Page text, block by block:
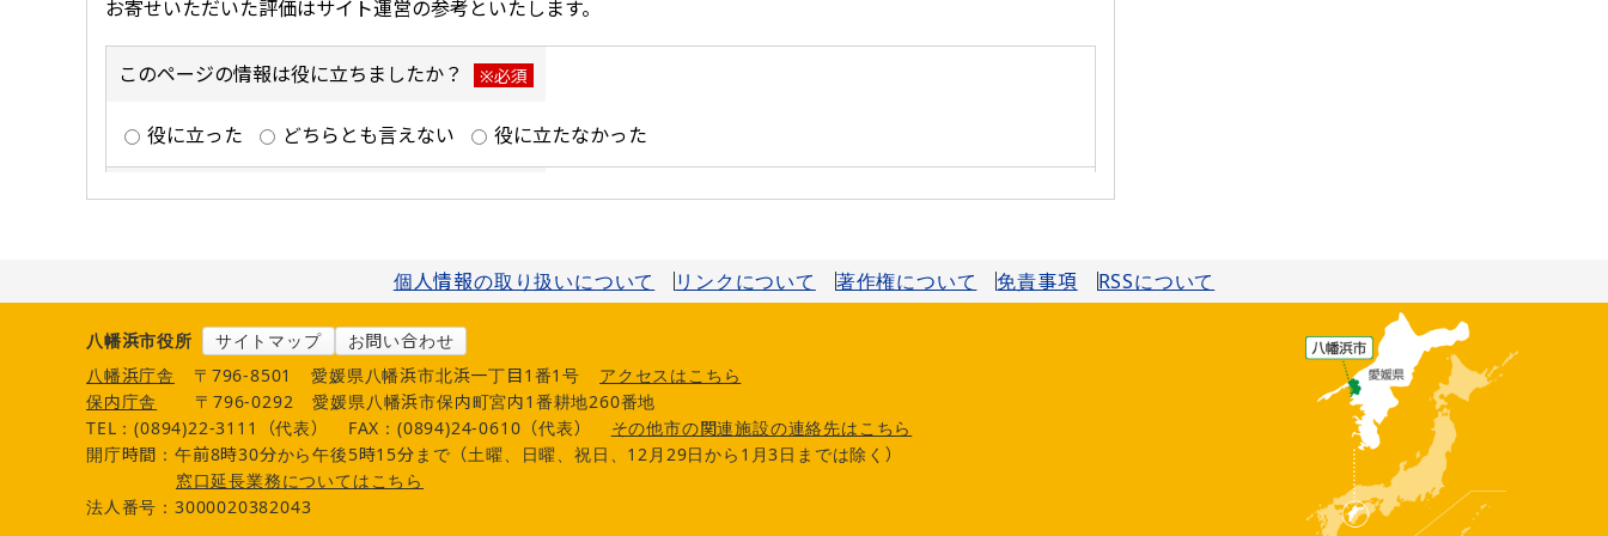
個人情報の取り扱いについて リンクについて 著作権について 免責事項 RSSについて
八幡浜市役所 サイトマップ
お問い合わせ
八幡浜庁舎
〒796-8501 愛媛県八幡浜市北浜一丁目1番1号
アクセスはこちら
保内庁舎
〒796-0292
愛媛県八幡浜市保内町宮内1番耕地260番地
TEL：(0894)22-3111（代表）
FAX：(0894)24-0610（代表）
その他市の関連施設の連絡先はこちら
開庁時間：午前8時30分から午後5時15分まで（土曜、日曜、祝日、12月29日から1月3日までは除く）
窓口延長業務についてはこちら
法人番号：3000020382043